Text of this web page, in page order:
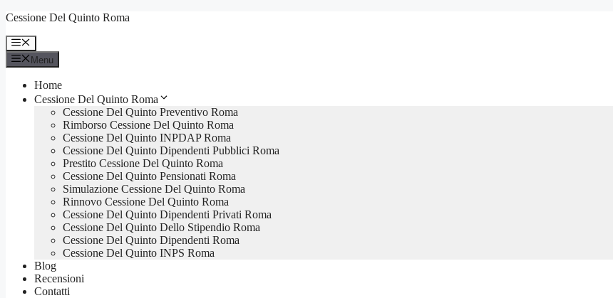
Vai
contenuto
Cessione Del Quinto Roma
Menu
Menu
Home
Cessione Del Quinto Roma
Cessione Del Quinto Preventivo Roma
Rimborso Cessione Del Quinto Roma
Cessione Del Quinto INPDAP Roma
Cessione Del Quinto Dipendenti Pubblici Roma
Prestito Cessione Del Quinto Roma
Cessione Del Quinto Pensionati Roma
Simulazione Cessione Del Quinto Roma
Rinnovo Cessione Del Quinto Roma
Cessione Del Quinto Dipendenti Privati Roma
Cessione Del Quinto Dello Stipendio Roma
Cessione Del Quinto Dipendenti Roma
Cessione Del Quinto INPS Roma
Blog
Recensioni
Contatti